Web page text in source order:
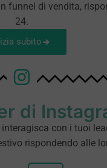
di vendita,
24.
subito
di
con i tuoi
rispondendo alle